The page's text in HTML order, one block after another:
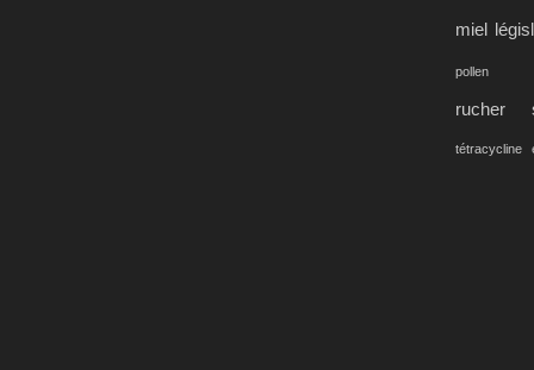
miel
pollen
rucher
tétracycline